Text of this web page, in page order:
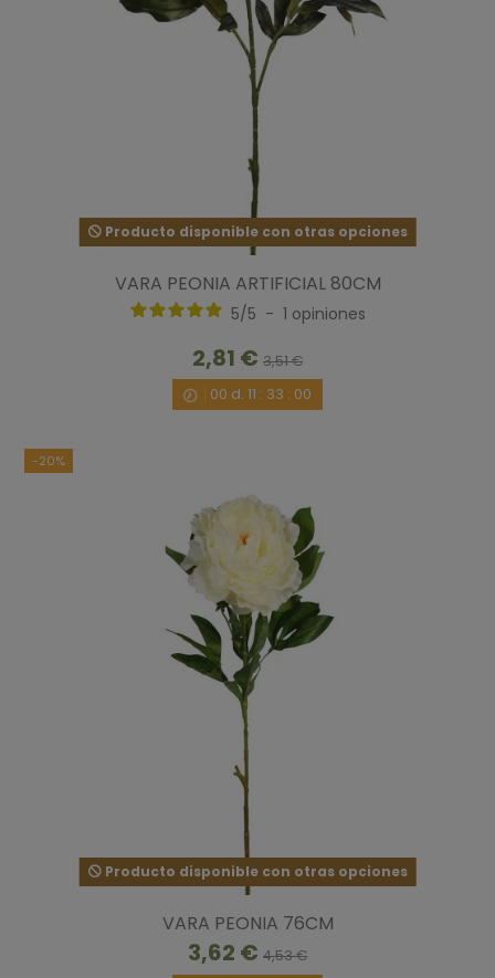
Producto disponible con otras opciones
VARA PEONIA ARTIFICIAL 80CM
5/5 - 1 opiniones
2,81 € 3,51 €
00 d. 11 : 32 : 59
-20%
Producto disponible con otras opciones
VARA PEONIA 76CM
3,62 € 4,53 €